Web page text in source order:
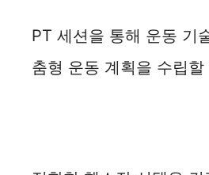
PT 세션을 통해 운동 기
춤형 운동 계획을 수립